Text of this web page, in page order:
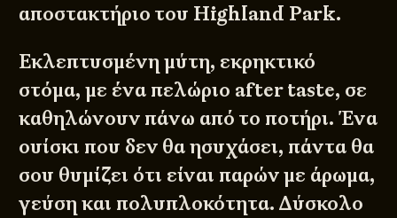
αποστακτήριο του Highland Park.
Εκλεπτυσμένη μύτη, εκρηκτικό
στόμα, με ένα πελώριο after taste, σε
καθηλώνουν πάνω από το ποτήρι. Ένα
ουίσκι που δεν θα ησυχάσει, πάντα θα
σου θυμίζει ότι είναι παρών με άρωμα,
γεύση και πολυπλοκότητα. Δύσκολο